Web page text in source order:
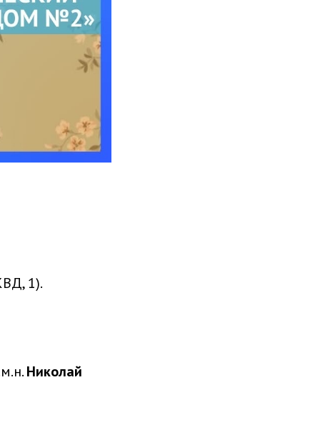
1).
Николай